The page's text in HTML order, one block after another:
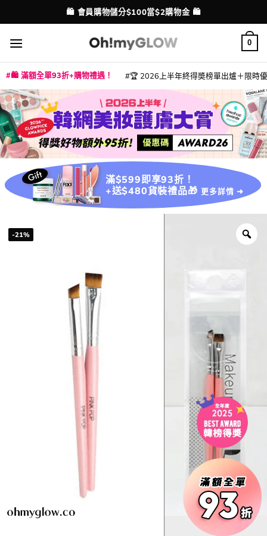
to
content
配送港澳
🛍️ 會員購物儲分$100當$2購物金 🛍️
0
🛍️ 滿額全單93折+購物禮遇！ 🏆 2026上半年終得奬榜單出爐＋限時
滿$599即享93折！
+送$480貨裝禮品🎁 更多詳情 ➜
-21%